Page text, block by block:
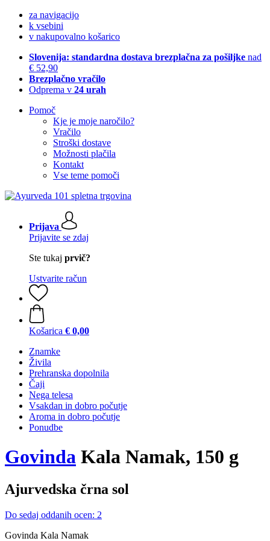
za navigacijo
k vsebini
v nakupovalno košarico
Slovenija: standardna dostava brezplačna za pošiljke nad
€ 52,90
Brezplačno vračilo
Odprema v 24 urah
Pomoč
Kje je moje naročilo?
Vračilo
Stroški dostave
Možnosti plačila
Kontakt
Vse teme pomoči
Prijava
Prijavite se zdaj
Ste tukaj prvič?
Ustvarite račun
Košarica € 0,00
Znamke
Živila
Prehranska dopolnila
Čaji
Nega telesa
Vsakdan in dobro počutje
Aroma in dobro počutje
Ponudbe
Govinda Kala Namak, 150 g
Ajurvedska črna sol
Do sedaj oddanih ocen: 2
Govinda Kala Namak